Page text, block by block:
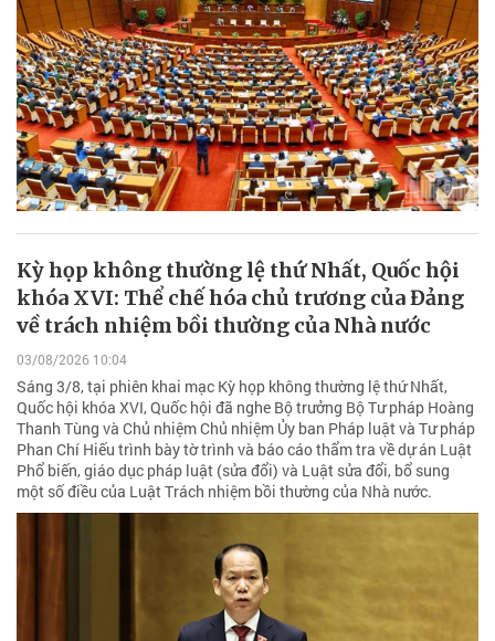
Kỳ họp không thường lệ thứ Nhất, Quốc hội
khóa XVI: Thể chế hóa chủ trương của Đảng
về trách nhiệm bồi thường của Nhà nước
03/08/2026 10:04
Sáng 3/8, tại phiên khai mạc Kỳ họp không thường lệ thứ Nhất,
Quốc hội khóa XVI, Quốc hội đã nghe Bộ trưởng Bộ Tư pháp Hoàng
Thanh Tùng và Chủ nhiệm Chủ nhiệm Ủy ban Pháp luật và Tư pháp
Phan Chí Hiếu trình bày tờ trình và báo cáo thẩm tra về dự án Luật
Phổ biến, giáo dục pháp luật (sửa đổi) và Luật sửa đổi, bổ sung
một số điều của Luật Trách nhiệm bồi thường của Nhà nước.